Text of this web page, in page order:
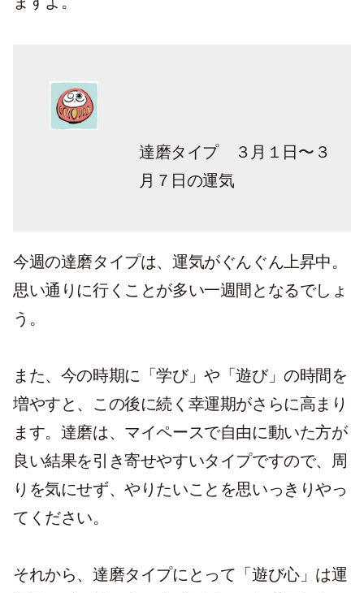
達磨タイプ ３月１日〜３
月７日の運気
今週の達磨タイプは、運気がぐんぐん上昇中。
思い通りに行くことが多い一週間となるでしょ
う。
また、今の時期に「学び」や「遊び」の時間を
増やすと、この後に続く幸運期がさらに高まり
ます。達磨は、マイペースで自由に動いた方が
良い結果を引き寄せやすいタイプですので、周
りを気にせず、やりたいことを思いっきりやっ
てください。
それから、達磨タイプにとって「遊び心」は運